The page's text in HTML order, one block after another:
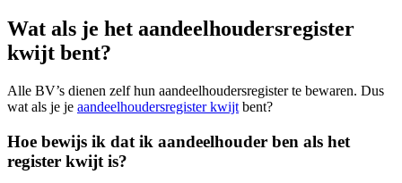
Wat als je het aandeelhoudersregister
kwijt bent?
Alle BV’s dienen zelf hun aandeelhoudersregister te bewaren. Dus
wat als je je aandeelhoudersregister kwijt bent?
Hoe bewijs ik dat ik aandeelhouder ben als het
register kwijt is?